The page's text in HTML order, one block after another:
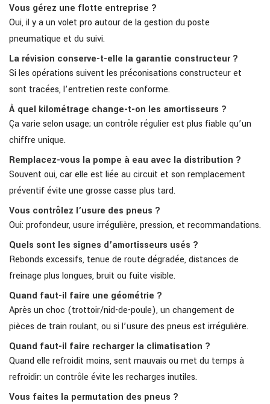
Vous gérez une flotte entreprise ?
Oui, il y a un volet pro autour de la gestion du poste
pneumatique et du suivi.
La révision conserve-t-elle la garantie constructeur ?
Si les opérations suivent les préconisations constructeur et
sont tracées, l’entretien reste conforme.
À quel kilométrage change-t-on les amortisseurs ?
Ça varie selon usage; un contrôle régulier est plus fiable qu’un
chiffre unique.
Remplacez-vous la pompe à eau avec la distribution ?
Souvent oui, car elle est liée au circuit et son remplacement
préventif évite une grosse casse plus tard.
Vous contrôlez l’usure des pneus ?
Oui: profondeur, usure irrégulière, pression, et recommandations.
Quels sont les signes d’amortisseurs usés ?
Rebonds excessifs, tenue de route dégradée, distances de
freinage plus longues, bruit ou fuite visible.
Quand faut-il faire une géométrie ?
Après un choc (trottoir/nid-de-poule), un changement de
pièces de train roulant, ou si l’usure des pneus est irrégulière.
Quand faut-il faire recharger la climatisation ?
Quand elle refroidit moins, sent mauvais ou met du temps à
refroidir: un contrôle évite les recharges inutiles.
Vous faites la permutation des pneus ?